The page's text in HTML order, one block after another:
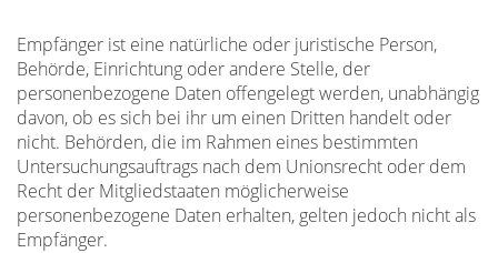
Empfänger ist eine natürliche oder juristische Person,
Behörde, Einrichtung oder andere Stelle, der
personenbezogene Daten offengelegt werden, unabhängig
davon, ob es sich bei ihr um einen Dritten handelt oder
nicht. Behörden, die im Rahmen eines bestimmten
Untersuchungsauftrags nach dem Unionsrecht oder dem
Recht der Mitgliedstaaten möglicherweise
personenbezogene Daten erhalten, gelten jedoch nicht als
Empfänger.